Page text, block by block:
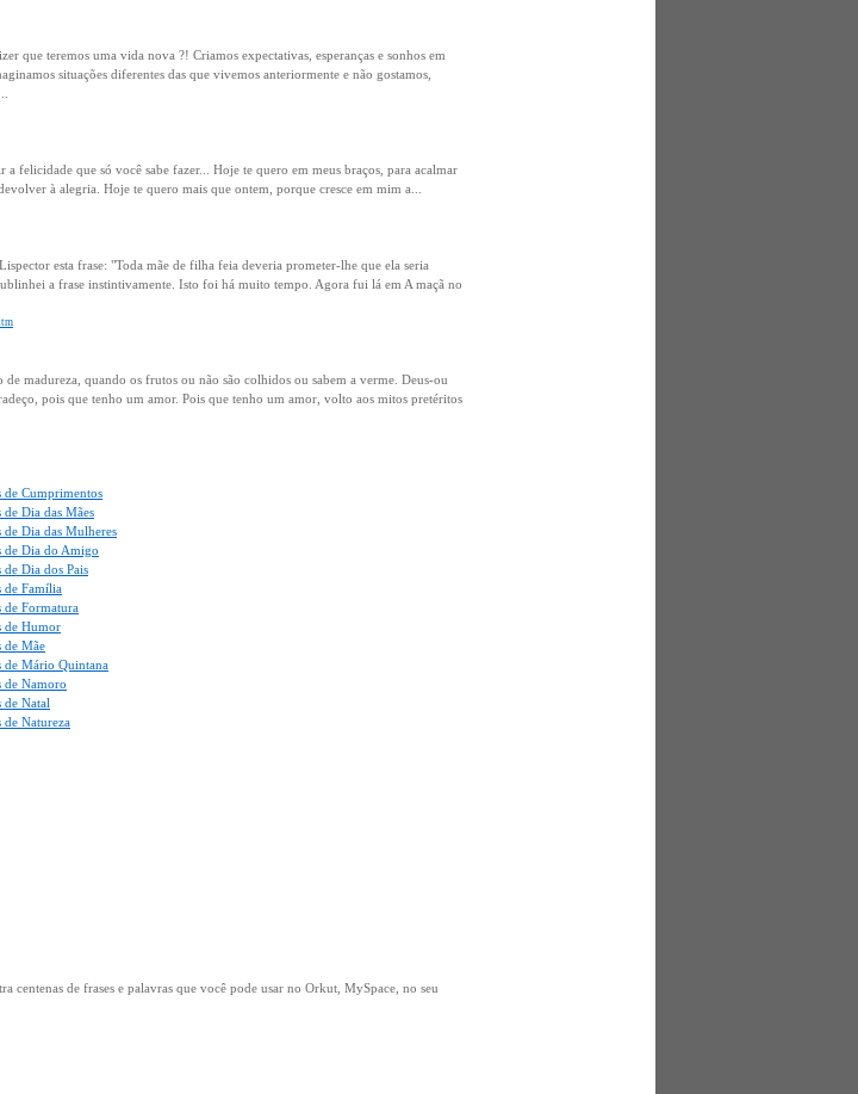
que teremos uma vida nova ?! Criamos expectativas, esperanças e sonhos em
situações diferentes das que vivemos anteriormente e não gostamos,
felicidade que só você sabe fazer... Hoje te quero em meus braços, para acalmar
à alegria. Hoje te quero mais que ontem, porque cresce em mim a...
esta frase: "Toda mãe de filha feia deveria prometer-lhe que ela seria
a frase instintivamente. Isto foi há muito tempo. Agora fui lá em A maçã no
madureza, quando os frutos ou não são colhidos ou sabem a verme. Deus-ou
pois que tenho um amor. Pois que tenho um amor, volto aos mitos pretéritos
de Cumprimentos
de Dia das Mães
de Dia das Mulheres
de Dia do Amigo
de Dia dos Pais
de Família
de Formatura
de Humor
de Mãe
de Mário Quintana
de Namoro
de Natal
de Natureza
centenas de frases e palavras que você pode usar no Orkut, MySpace, no seu